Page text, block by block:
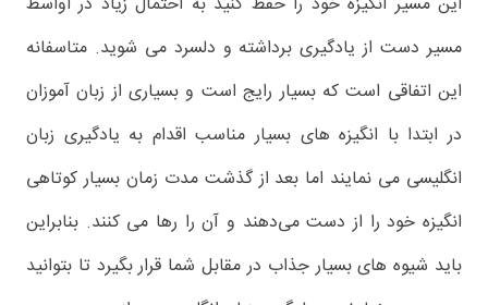
مسیر دست از یادگیری برداشته و دلسرد می شوید. متاسفانه
این اتفاقی است که بسیار رایج است و بسیاری از زبان آموزان
در ابتدا با انگیزه های بسیار مناسب اقدام به یادگیری زبان
انگلیسی می نمایند اما بعد از گذشت مدت زمان بسیار کوتاهی
انگیزه خود را از دست می‌دهند و آن را رها می کنند. بنابراین
باید شیوه های بسیار جذاب در مقابل شما قرار بگیرد تا بتوانید